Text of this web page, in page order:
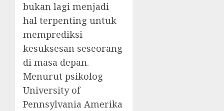
bukan lagi menjadi
hal terpenting untuk
memprediksi
kesuksesan seseorang
di masa depan.
Menurut psikolog
University of
Pennsylvania Amerika